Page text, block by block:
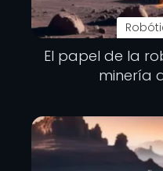
El papel de la
minería